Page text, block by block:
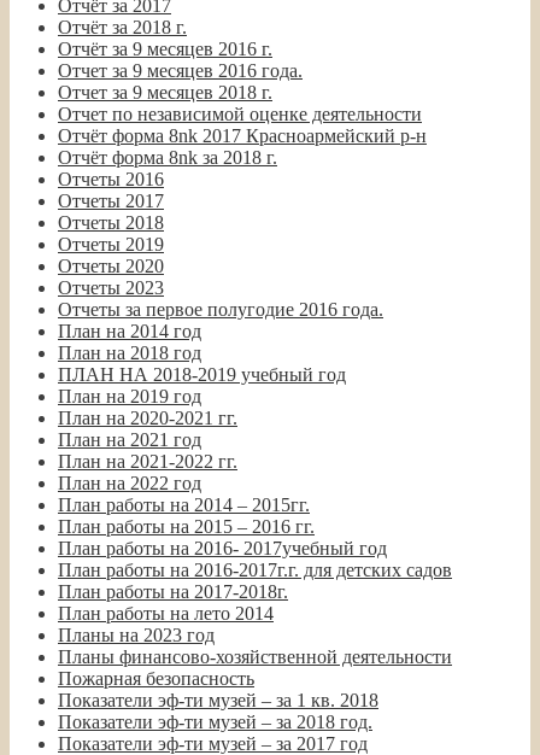
Отчёт за 2017
Отчёт за 2018 г.
Отчёт за 9 месяцев 2016 г.
Отчет за 9 месяцев 2016 года.
Отчет за 9 месяцев 2018 г.
Отчет по независимой оценке деятельности
Отчёт форма 8nk 2017 Красноармейский р-н
Отчёт форма 8nk за 2018 г.
Отчеты 2016
Отчеты 2017
Отчеты 2018
Отчеты 2019
Отчеты 2020
Отчеты 2023
Отчеты за первое полугодие 2016 года.
План на 2014 год
План на 2018 год
ПЛАН НА 2018-2019 учебный год
План на 2019 год
План на 2020-2021 гг.
План на 2021 год
План на 2021-2022 гг.
План на 2022 год
План работы на 2014 – 2015гг.
План работы на 2015 – 2016 гг.
План работы на 2016- 2017учебный год
План работы на 2016-2017г.г. для детских садов
План работы на 2017-2018г.
План работы на лето 2014
Планы на 2023 год
Планы финансово-хозяйственной деятельности
Пожарная безопасность
Показатели эф-ти музей – за 1 кв. 2018
Показатели эф-ти музей – за 2018 год.
Показатели эф-ти музей – за 2017 год